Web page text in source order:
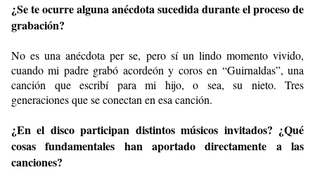
¿Se te ocurre alguna anécdota sucedida durante el proceso de
grabación?
No es una anécdota per se, pero sí un lindo momento vivido,
cuando mi padre grabó acordeón y coros en “Guirnaldas”, una
canción que escribí para mi hijo, o sea, su nieto. Tres
generaciones que se conectan en esa canción.
¿En el disco participan distintos músicos invitados? ¿Qué
cosas fundamentales han aportado directamente a las
canciones?